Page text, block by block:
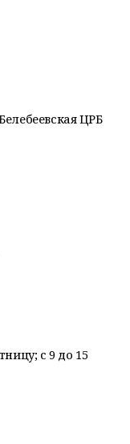
ЦРБ
с 9 до 15